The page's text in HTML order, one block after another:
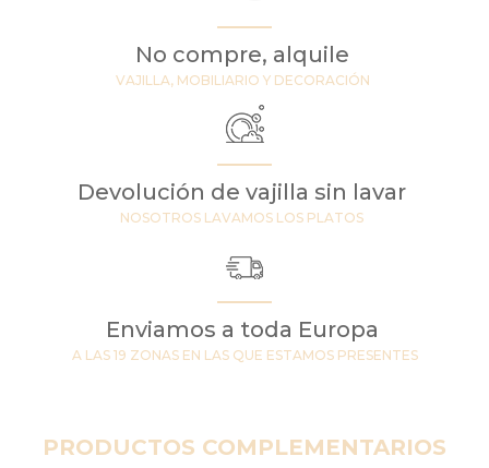
No compre, alquile
VAJILLA, MOBILIARIO Y DECORACIÓN
Devolución de vajilla sin lavar
NOSOTROS LAVAMOS LOS PLATOS
Enviamos a toda Europa
A LAS 19 ZONAS EN LAS QUE ESTAMOS PRESENTES
PRODUCTOS COMPLEMENTARIOS